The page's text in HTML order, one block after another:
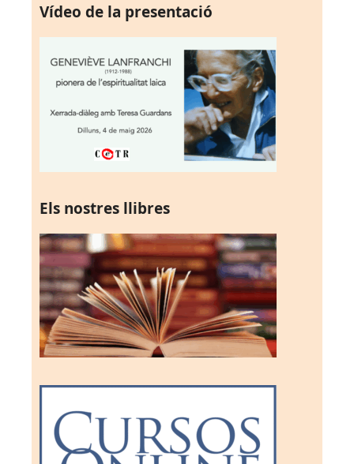
Vídeo de la presentació
Els nostres llibres